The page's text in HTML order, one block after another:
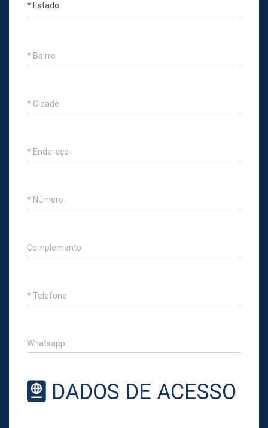
* Bairro
* Cidade
* Endereço
* Número
Complemento
* Telefone
Whatsapp
DADOS DE ACESSO